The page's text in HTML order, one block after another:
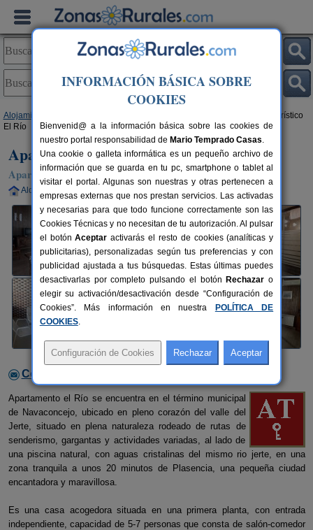
Alojamientos
> Apartamento Turístico
El Río
Apartamento Turístico El Río
Apartamento en Navaconcejo (Cáceres)
Alquiler completo 106 km de Cáceres
Contactar con el alojamiento
Apartamento el Río se encuentra en el término municipal
de Navaconcejo, ubicado en pleno corazón del valle del
Jerte, situado en plena naturaleza rodeado de rutas de
senderismo, gargantas y actividades variadas, al lado de
una piscina natural, con aguas cristalinas del mismo rio jerte, en una
zona tranquila a unos 20 minutos de Plasencia, una pequeña ciudad
encantadora y maravillosa.
Es una casa acogedora situada en una primera planta, con entrada
independiente, capacidad de 5-7 personas que consta de salón-comedor
INFORMACIÓN BÁSICA SOBRE
COOKIES
Bienvenid@ a la información básica sobre las cookies de
nuestro portal responsabilidad de Mario Temprado Casas.
Una cookie o galleta informática es un pequeño archivo de
información que se guarda en tu pc, smartphone o tablet al
visitar el portal. Algunas son nuestras y otras pertenecen a
empresas externas que nos prestan servicios. Las activadas
y necesarias para que todo funcione correctamente son las
Cookies Técnicas y no necesitan de tu autorización. Al pulsar
el botónAceptar activarás el resto de cookies (analíticas y
publicitarias), personalizadas según tus preferencias y con
publicidad ajustada a tus búsquedas. Estas últimas puedes
desactivarlas por completo pulsando el botón Rechazar o
elegir su activación/desactivación desde “Configuración de
Cookies”. Más información en nuestra
POLÍTICA DE
COOKIES.